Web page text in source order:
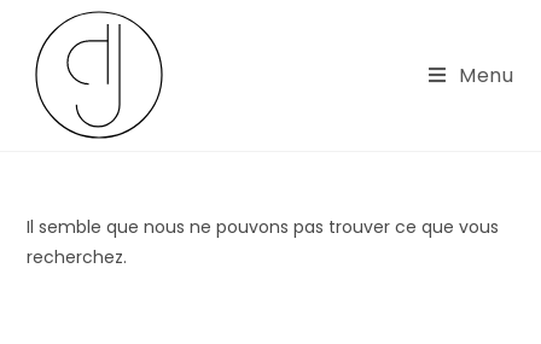
Menu
Il semble que nous ne pouvons pas trouver ce que vous
recherchez.